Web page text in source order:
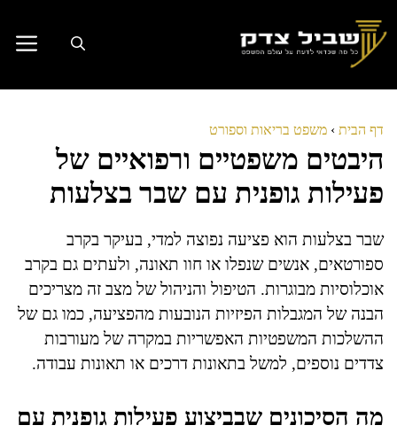
לתוכן
דף הבית › משפט בריאות וספורט
היבטים משפטיים ורפואיים של
פעילות גופנית עם שבר בצלעות
שבר בצלעות הוא פציעה נפוצה למדי, בעיקר בקרב
ספורטאים, אנשים שנפלו או חוו תאונה, ולעתים גם בקרב
אוכלוסיות מבוגרות. הטיפול והניהול של מצב זה מצריכים
הבנה של המגבלות הפיזיות הנובעות מהפציעה, כמו גם של
ההשלכות המשפטיות האפשריות במקרה של מעורבות
צדדים נוספים, למשל בתאונות דרכים או תאונות עבודה.
מה הסיכונים שבביצוע פעילות גופנית עם